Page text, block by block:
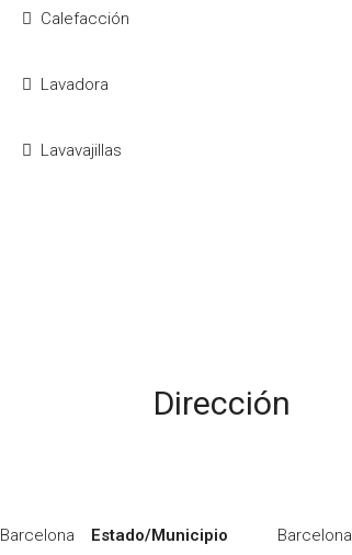
Calefacción
Lavadora
Lavavajillas
Dirección
Barcelona Estado/Municipio Barcelona